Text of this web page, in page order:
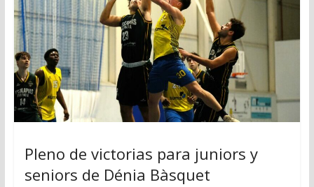
Pleno de victorias para juniors y
seniors de Dénia Bàsquet